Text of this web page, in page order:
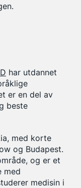
har utdannet
er en del av
beste
med korte
og Budapest.
og er et
med
medisin i